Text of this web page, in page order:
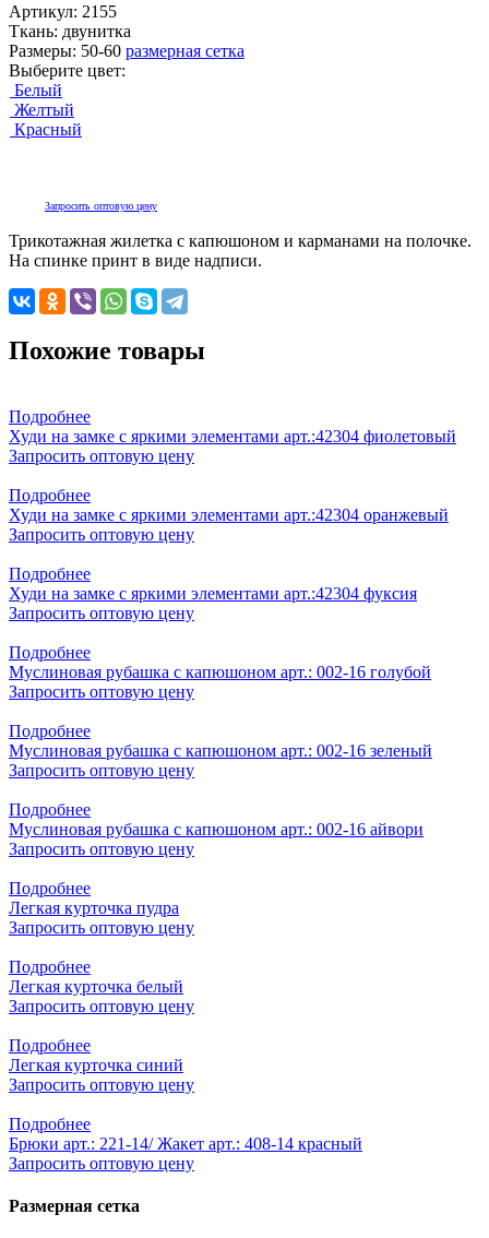
Артикул: 2155
Ткань: двунитка
Размеры: 50-60 размерная сетка
Выберите цвет:
Белый
Желтый
Красный
Запросить оптовую цену
Трикотажная жилетка с капюшоном и карманами на полочке.
На спинке принт в виде надписи.
Похожие товары
Подробнее
Худи на замке с яркими элементами арт.:42304 фиолетовый
Запросить оптовую цену
Подробнее
Худи на замке с яркими элементами арт.:42304 оранжевый
Запросить оптовую цену
Подробнее
Худи на замке с яркими элементами арт.:42304 фуксия
Запросить оптовую цену
Подробнее
Муслиновая рубашка с капюшоном арт.: 002-16 голубой
Запросить оптовую цену
Подробнее
Муслиновая рубашка с капюшоном арт.: 002-16 зеленый
Запросить оптовую цену
Подробнее
Муслиновая рубашка с капюшоном арт.: 002-16 айвори
Запросить оптовую цену
Подробнее
Легкая курточка пудра
Запросить оптовую цену
Подробнее
Легкая курточка белый
Запросить оптовую цену
Подробнее
Легкая курточка синий
Запросить оптовую цену
Подробнее
Брюки арт.: 221-14/ Жакет арт.: 408-14 красный
Запросить оптовую цену
Размерная сетка